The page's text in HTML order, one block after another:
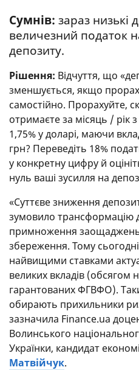
Сумнів: зараз низькі
величезний податок
депозиту.
Рішення: Відчуття, що
зменшується, якщо
самостійно. Прорахуйте,
отримаєте за місяць / рік
1,75% у доларі, маючи
грн? Переведіть 18%
у конкретну цифру й
нуль ваші зусилля на
«Суттєве зниження
зумовило трансформацію
примноження заощаджень
збереження. Тому
найвищими ставками
великих вкладів (обсягом
гарантованих ФГВФО).
обирають прихильники
зазначила Finance.ua
Волинського
Українки, кандидат
Матвійчук.